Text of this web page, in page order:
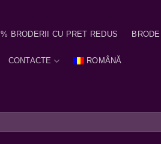
% BRODERII CU PRET REDUS
CONTACTE ROMÂNĂ